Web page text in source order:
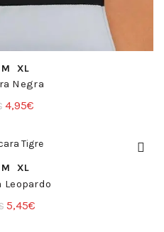
RÁPIDA
M XL
Negra
El
original
9,90€.
4,95€El
actual
RÁPIDA
M XL
Leopardo
El
5,45€